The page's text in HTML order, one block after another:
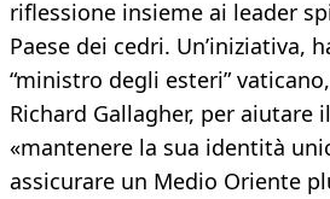
riflessione insieme ai leader
Paese dei cedri. Un’iniziativa,
“ministro degli esteri”
Richard Gallagher, per aiutare
«mantenere la sua identità
assicurare un Medio Oriente